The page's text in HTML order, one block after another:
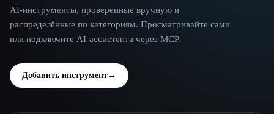
AI-инструменты, проверенные вручную и
распределённые по категориям. Просматривайте сами
или подключите AI-ассистента через MCP.
Добавить инструмент→